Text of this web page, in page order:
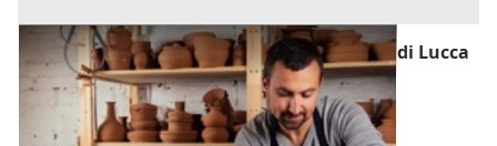
Laboratorio Artigiano all'asta in provincia di Lucca
(Lucca)
Offerta minima
165.000 € 220.000 €